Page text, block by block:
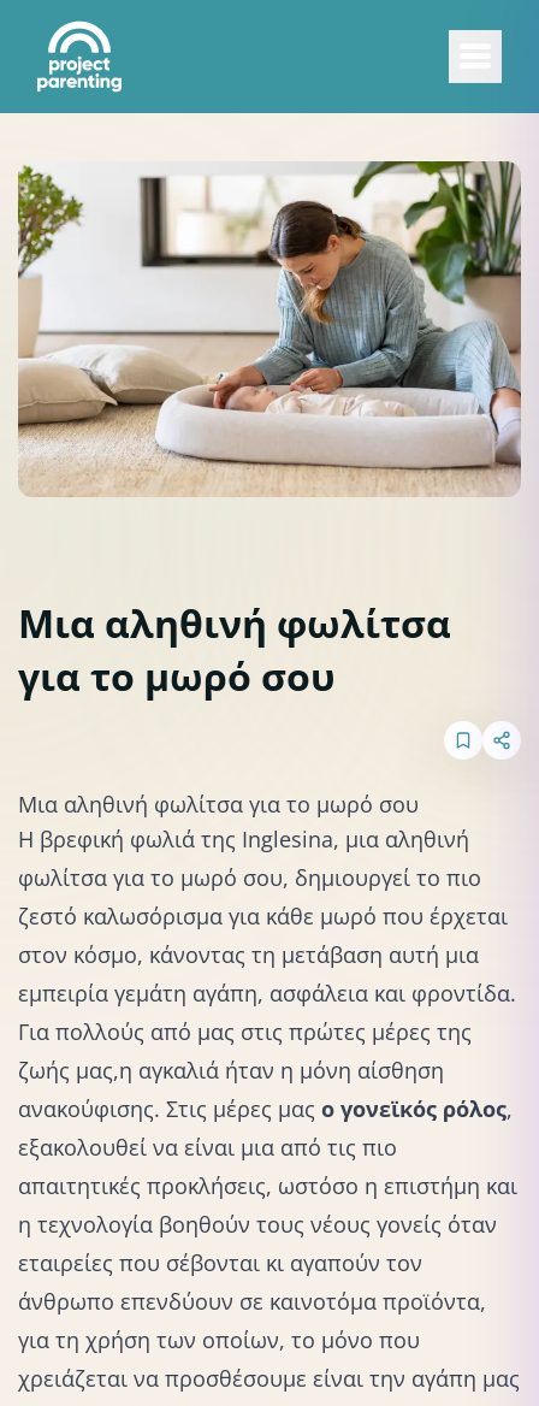
Ύπνος
Μια αληθινή φωλίτσα
για το μωρό σου
Μια αληθινή φωλίτσα για το μωρό σου
Η βρεφική φωλιά της Inglesina, μια αληθινή
φωλίτσα για το μωρό σου, δημιουργεί το πιο
ζεστό καλωσόρισμα για κάθε μωρό που έρχεται
στον κόσμο, κάνοντας τη μετάβαση αυτή μια
εμπειρία γεμάτη αγάπη, ασφάλεια και φροντίδα.
Για πολλούς από μας στις πρώτες μέρες της
ζωής μας,η αγκαλιά ήταν η μόνη αίσθηση
ανακούφισης. Στις μέρες μας ο γονεϊκός ρόλος,
εξακολουθεί να είναι μια από τις πιο
απαιτητικές προκλήσεις, ωστόσο η επιστήμη και
η τεχνολογία βοηθούν τους νέους γονείς όταν
εταιρείες που σέβονται κι αγαπούν τον
άνθρωπο επενδύουν σε καινοτόμα προϊόντα,
για τη χρήση των οποίων, το μόνο που
χρειάζεται να προσθέσουμε είναι την αγάπη μας